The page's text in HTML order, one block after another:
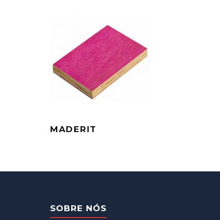
MADERIT
SOBRE NÓS